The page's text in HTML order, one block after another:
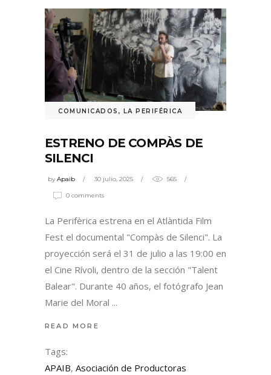
COMUNICADOS , LA PERIFÉRICA
ESTRENO DE COMPÀS DE
SILENCI
byApaib 30 julio, 2025 565
0 comments
La Perifèrica estrena en el Atlàntida Film
Fest el documental "Compàs de Silenci". La
proyección será el 31 de julio a las 19:00 en
el Cine Rívoli, dentro de la sección "Talent
Balear". Durante 40 años, el fotógrafo Jean
Marie del Moral
READ MORE
Tags:
APAIB, Asociación de Productoras